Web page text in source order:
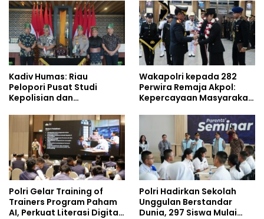
Era Digital
Umrah
Kadiv Humas: Riau
Pelopori Pusat Studi
Kepolisian dan
Policing Masuki Babak
Wakapolri kepada 282
Perwira Remaja Akpol:
Kepercayaan Masyarakat
Polri Gelar Training of
Trainers Program Paham
AI, Perkuat Literasi Digital
Polri Hadirkan Sekolah
Unggulan Berstandar
Dunia, 297 Siswa Mulai